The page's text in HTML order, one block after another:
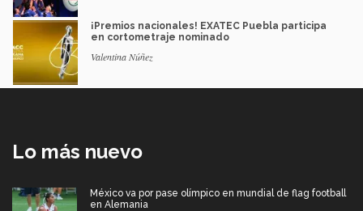
¡Premios nacionales! EXATEC Puebla participa
en cortometraje nominado
Valentina Núñez
Lo más nuevo
México va por pase olímpico en mundial de flag football
en Alemania